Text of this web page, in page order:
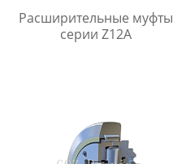
Расширительные муфты
серии Z12A